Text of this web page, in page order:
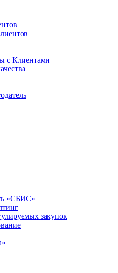
с Клиентами
«СБИС»
закупок